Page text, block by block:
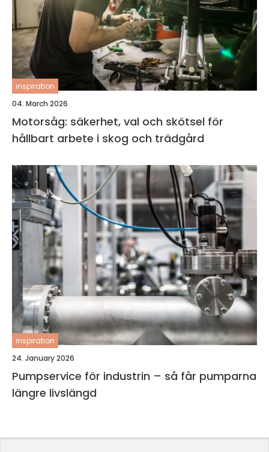
inspiration
04. March 2026
Motorsåg: säkerhet, val och skötsel för
hållbart arbete i skog och trädgård
inspiration
24. January 2026
Pumpservice för industrin – så får pumparna
längre livslängd